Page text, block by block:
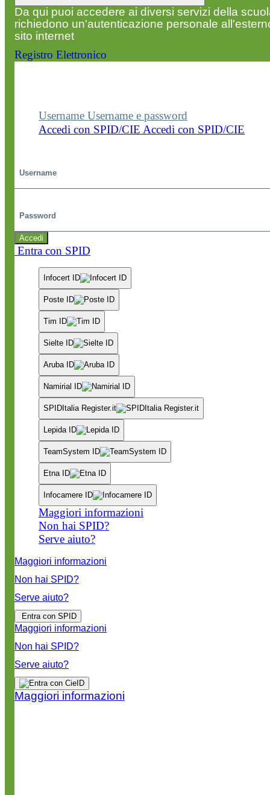
Da qui puoi accedere ai diversi servizi della
richiedono un'autenticazione personale
sito internet
Registro Elettronico
Username Username e password
Accedi con SPID/CIE Accedi con SPID/CIE
Accedi
Entra con SPID
Infocert ID
Poste ID
Tim ID
Sielte ID
Aruba ID
Namirial ID
SPIDItalia Register.it
Lepida ID
TeamSystem ID
Etna ID
Infocamere ID
Maggiori informazioni
Non hai SPID?
Serve aiuto?
Maggiori informazioni
Non hai SPID?
Serve aiuto?
Entra con SPID
Maggiori informazioni
Non hai SPID?
Serve aiuto?
Maggiori informazioni